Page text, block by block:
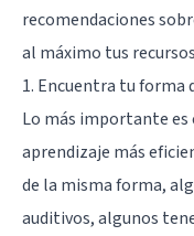
recomendaciones
al máximo tus
1. Encuentra tu forma
Lo más importante es
aprendizaje más
de la misma forma,
auditivos, algunos